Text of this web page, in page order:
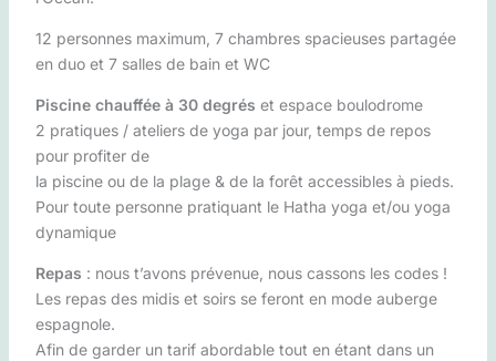
12 personnes maximum, 7 chambres spacieuses partagée
en duo et 7 salles de bain et WC
Piscine chauffée à 30 degrés et espace boulodrome
2 pratiques / ateliers de yoga par jour, temps de repos
pour profiter de
la piscine ou de la plage & de la forêt accessibles à pieds.
Pour toute personne pratiquant le Hatha yoga et/ou yoga
dynamique
Repas : nous t’avons prévenue, nous cassons les codes !
Les repas des midis et soirs se feront en mode auberge
espagnole.
Afin de garder un tarif abordable tout en étant dans un